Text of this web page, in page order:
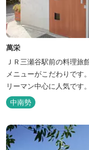
萬栄
ＪＲ三瀬谷駅前の料理
メニューがこだわりです
リーマン中心に人気です。 駅から1分！好立地 1925年（大正14
年）に開業した歴史ある
場所にあり、大変便利で
品数...
中南勢